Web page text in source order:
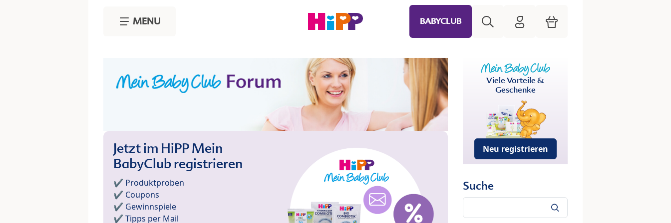
MENU BABYCLUB HiPP Mein Babyclub
Warenkorb
Jetzt im HiPP Mein
BabyClub registrieren
✔️ Produktproben
✔️ Coupons
✔️ Gewinnspiele
✔️ Tipps per Mail
Viele Vorteile &
Geschenke
Neu registrieren
Suche